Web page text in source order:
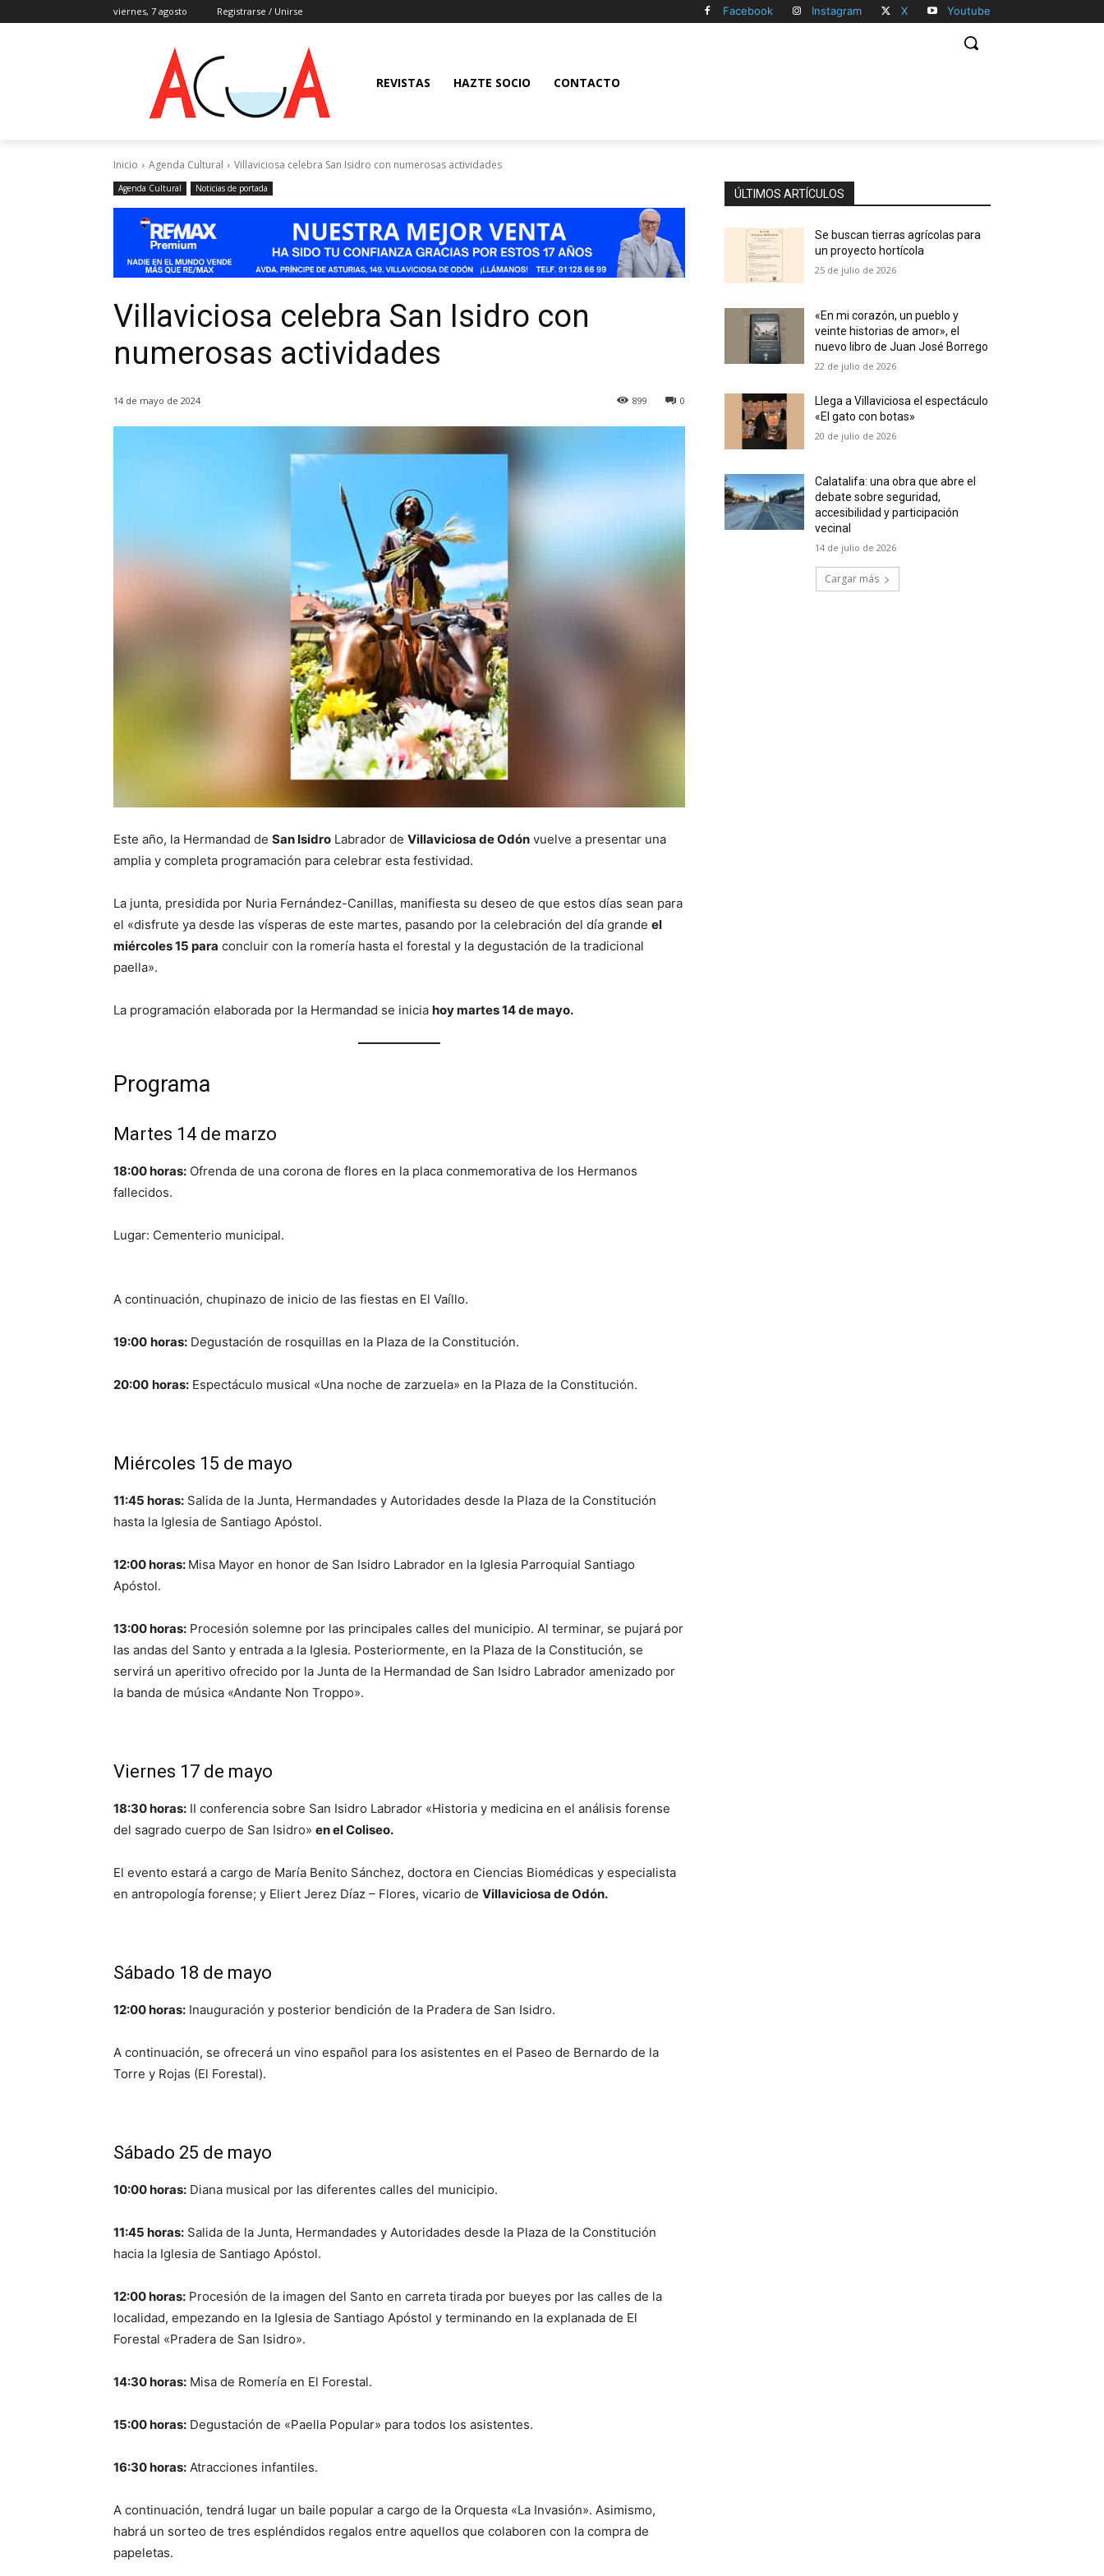
viernes, 7 agosto Registrarse / Unirse Facebook Instagram X Youtube
REVISTAS HAZTE SOCIO CONTACTO
Inicio Agenda Cultural Villaviciosa celebra San Isidro con numerosas actividades
Agenda Cultural Noticias de portada
Villaviciosa celebra San Isidro con
numerosas actividades
14 de mayo de 2024 0
899
Este año, la Hermandad de San Isidro Labrador de Villaviciosa de Odón vuelve a presentar una
amplia y completa programación para celebrar esta festividad.
La junta, presidida por Nuria Fernández-Canillas, manifiesta su deseo de que estos días sean para
el «disfrute ya desde las vísperas de este martes, pasando por la celebración del día grande el
miércoles 15 para concluir con la romería hasta el forestal y la degustación de la tradicional
paella».
La programación elaborada por la Hermandad se inicia hoy martes 14 de mayo.
Programa
Martes 14 de marzo
18:00 horas: Ofrenda de una corona de flores en la placa conmemorativa de los Hermanos
fallecidos.
Lugar: Cementerio municipal.
A continuación, chupinazo de inicio de las fiestas en El Vaíllo.
19:00 horas: Degustación de rosquillas en la Plaza de la Constitución.
20:00 horas: Espectáculo musical «Una noche de zarzuela» en la Plaza de la Constitución.
Miércoles 15 de mayo
11:45 horas: Salida de la Junta, Hermandades y Autoridades desde la Plaza de la Constitución
hasta la Iglesia de Santiago Apóstol.
12:00 horas: Misa Mayor en honor de San Isidro Labrador en la Iglesia Parroquial Santiago
Apóstol.
13:00 horas: Procesión solemne por las principales calles del municipio. Al terminar, se pujará por
las andas del Santo y entrada a la Iglesia. Posteriormente, en la Plaza de la Constitución, se
servirá un aperitivo ofrecido por la Junta de la Hermandad de San Isidro Labrador amenizado por
la banda de música «Andante Non Troppo».
Viernes 17 de mayo
18:30 horas: II conferencia sobre San Isidro Labrador «Historia y medicina en el análisis forense
del sagrado cuerpo de San Isidro» en el Coliseo.
El evento estará a cargo de María Benito Sánchez, doctora en Ciencias Biomédicas y especialista
en antropología forense; y Eliert Jerez Díaz – Flores, vicario de Villaviciosa de Odón.
Sábado 18 de mayo
12:00 horas: Inauguración y posterior bendición de la Pradera de San Isidro.
A continuación, se ofrecerá un vino español para los asistentes en el Paseo de Bernardo de la
Torre y Rojas (El Forestal).
Sábado 25 de mayo
10:00 horas: Diana musical por las diferentes calles del municipio.
11:45 horas: Salida de la Junta, Hermandades y Autoridades desde la Plaza de la Constitución
hacia la Iglesia de Santiago Apóstol.
12:00 horas: Procesión de la imagen del Santo en carreta tirada por bueyes por las calles de la
localidad, empezando en la Iglesia de Santiago Apóstol y terminando en la explanada de El
Forestal «Pradera de San Isidro».
14:30 horas: Misa de Romería en El Forestal.
15:00 horas: Degustación de «Paella Popular» para todos los asistentes.
16:30 horas: Atracciones infantiles.
A continuación, tendrá lugar un baile popular a cargo de la Orquesta «La Invasión». Asimismo,
habrá un sorteo de tres espléndidos regalos entre aquellos que colaboren con la compra de
papeletas.
ÚLTIMOS ARTÍCULOS
Se buscan tierras agrícolas para
un proyecto hortícola
25 de julio de 2026
«En mi corazón, un pueblo y
veinte historias de amor», el
nuevo libro de Juan José Borrego
22 de julio de 2026
Llega a Villaviciosa el espectáculo
«El gato con botas»
20 de julio de 2026
Calatalifa: una obra que abre el
debate sobre seguridad,
accesibilidad y participación
vecinal
14 de julio de 2026
Cargar más